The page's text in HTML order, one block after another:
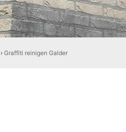
›Graffiti reinigen Galder